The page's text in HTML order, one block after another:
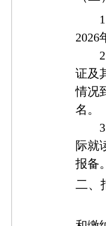
2026
证及
情况
名。
际就
报备。
二、